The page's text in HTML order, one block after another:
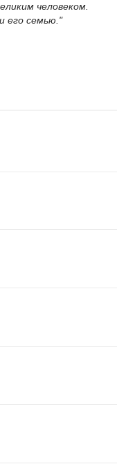
человеком.
его семью."